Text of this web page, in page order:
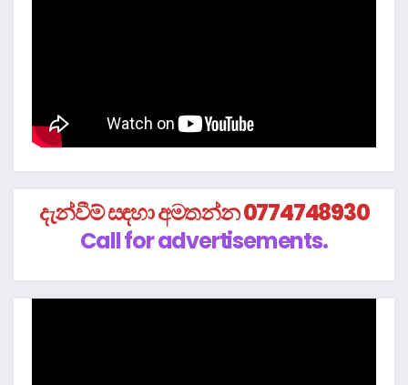
දැන්වීම් සඳහා අමතන්න 0774748930
Call for advertisements.